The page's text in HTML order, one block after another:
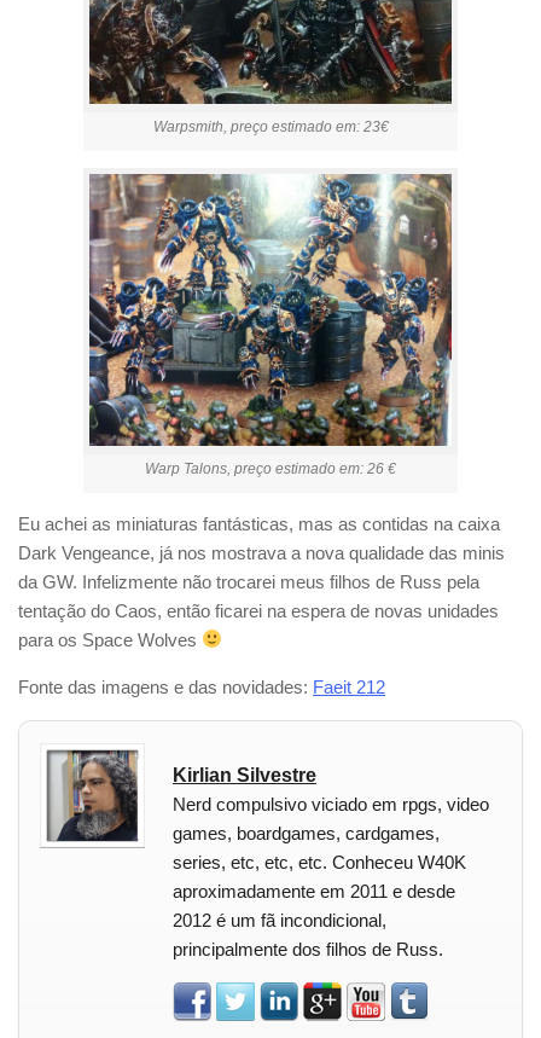
Warpsmith, preço estimado em: 23€
Warp Talons, preço estimado em: 26 €
Eu achei as miniaturas fantásticas, mas as contidas na caixa
Dark Vengeance, já nos mostrava a nova qualidade das minis
da GW. Infelizmente não trocarei meus filhos de Russ pela
tentação do Caos, então ficarei na espera de novas unidades
para os Space Wolves
Fonte das imagens e das novidades: Faeit 212
Kirlian Silvestre
Nerd compulsivo viciado em rpgs, video
games, boardgames, cardgames,
series, etc, etc, etc. Conheceu W40K
aproximadamente em 2011 e desde
2012 é um fã incondicional,
principalmente dos filhos de Russ.